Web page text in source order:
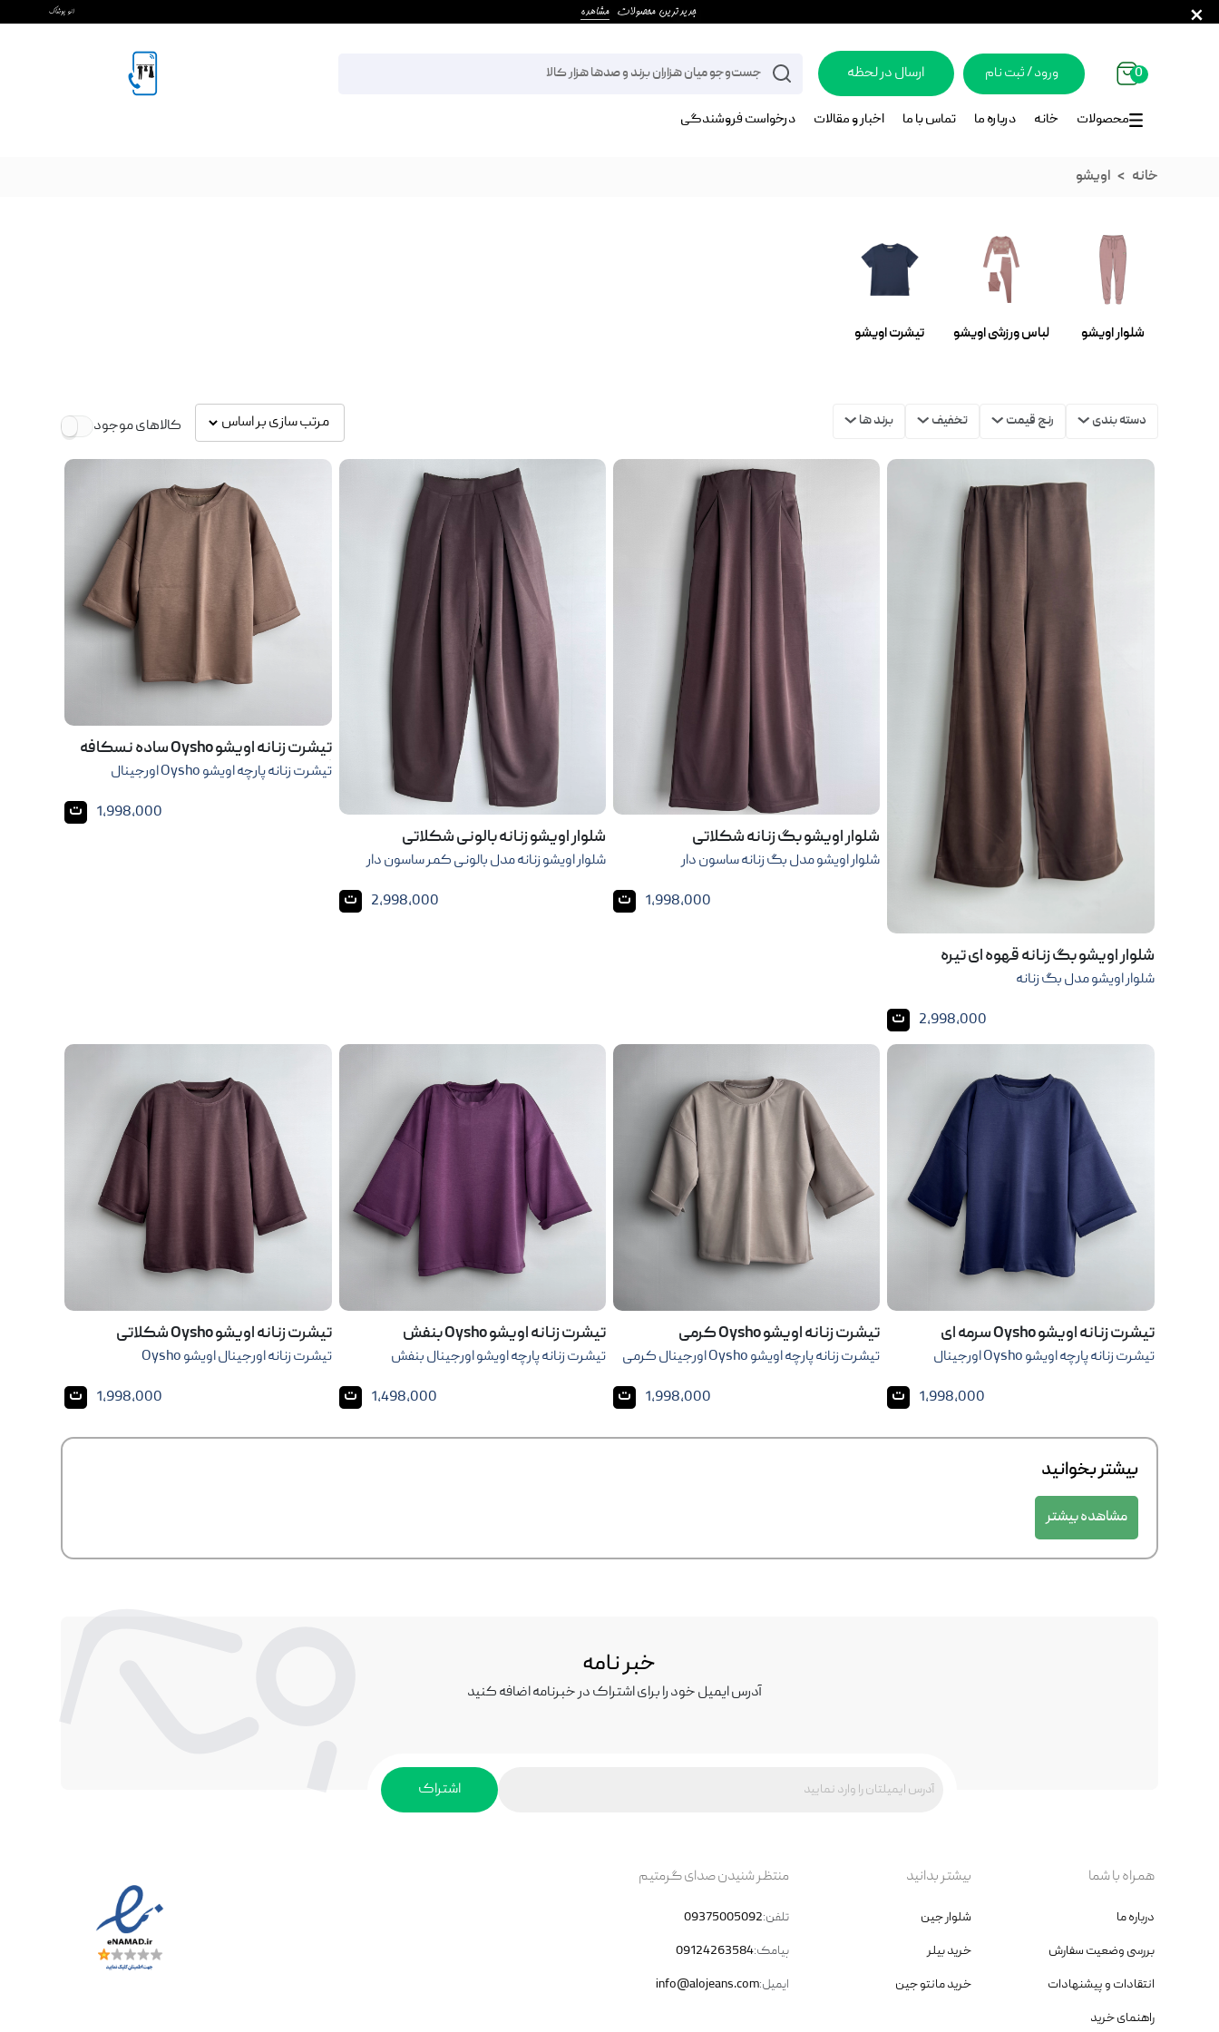
ارسال در لحظه ورود / ثبت ‌نام 0
محصولات خانه درباره ما تماس با ما اخبار و مقالات درخواست فروشندگی
خانه اویشو
شلوار اویشو لباس ورزشی اویشو تیشرت اویشو
دسته بندی رنج قیمت تخفیف برند ها کالاهای موجود
شلوار اویشو بگ زنانه قهوه ای تیره
شلوار اویشو مدل بگ زنانه
2,998,000 ت
شلوار اویشو بگ زنانه شکلاتی
شلوار اویشو مدل بگ زنانه ساسون دار
1,998,000 ت
شلوار اویشو زنانه بالونی شکلاتی
شلوار اویشو زنانه مدل بالونی کمر ساسون دار
2,998,000 ت
تیشرت زنانه اویشو Oysho ساده نسکافه
ای
تیشرت زنانه پارچه اویشو Oysho اورجینال
1,998,000 ت
تیشرت زنانه اویشو Oysho سرمه ای
تیشرت زنانه پارچه اویشو Oysho اورجینال
1,998,000 ت
تیشرت زنانه اویشو Oysho کرمی
تیشرت زنانه پارچه اویشو Oysho اورجینال کرمی
1,998,000 ت
تیشرت زنانه اویشو Oysho بنفش
تیشرت زنانه پارچه اویشو اورجینال بنفش
1,498,000 ت
تیشرت زنانه اویشو Oysho شکلاتی
تیشرت زنانه اورجینال اویشو Oysho
1,998,000 ت
بیشتر بخوانید
مشاهده بیشتر
خبر نامه
آدرس ایمیل خود را برای اشتراک در خبرنامه اضافه کنید
اشتراک
همراه با شما
درباره ما
بررسی وضعیت سفارش
انتقادات و پیشنهادات
راهنمای خرید
بیشتر بدانید
شلوار جین
خرید بیلر
خرید مانتو جین
منتظر شنیدن صدای گرمتیم
تلفن:09375005092
پیامک:09124263584
ایمیل:info@alojeans.com